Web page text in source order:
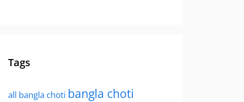
Tags
all bangla choti bangla choti